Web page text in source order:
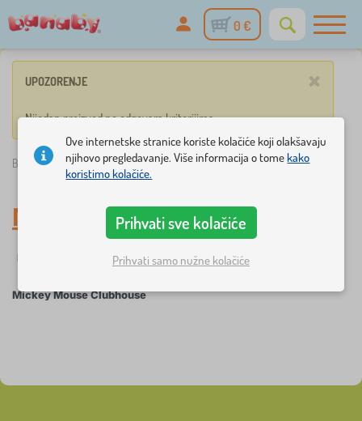
0 €
×
UPOZORENJE
Nijedan proizvod ne odgovara kriterijima.
Banaby.hr »Mickey Mouse Clubhouse
Mickey Mouse Clubhouse
Filtriranje Likovi iz bajki
Mickey Mouse Clubhouse
Ove internetske stranice koriste kolačiće koji olakšavaju
njihovo pregledavanje. Više informacija o tomekako
koristimo kolačiće.
Prihvati sve kolačiće
Prihvati samo nužne kolačiće